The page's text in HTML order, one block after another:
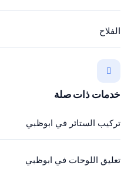
الفلاح
خدمات ذات صلة
تركيب الستائر في ابوظبي
تعليق اللوحات في ابوظبي